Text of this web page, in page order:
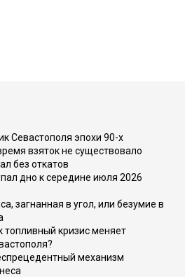
Севастополя эпохи 90-х
взяток не существовало
без откатов
дно к середине июля 2026
загнанная в угол, или безумие в
топливный кризис меняет
механизм